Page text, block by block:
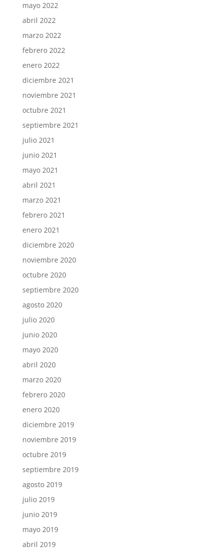
mayo 2022
abril 2022
marzo 2022
febrero 2022
enero 2022
diciembre 2021
noviembre 2021
octubre 2021
septiembre 2021
julio 2021
junio 2021
mayo 2021
abril 2021
marzo 2021
febrero 2021
enero 2021
diciembre 2020
noviembre 2020
octubre 2020
septiembre 2020
agosto 2020
julio 2020
junio 2020
mayo 2020
abril 2020
marzo 2020
febrero 2020
enero 2020
diciembre 2019
noviembre 2019
octubre 2019
septiembre 2019
agosto 2019
julio 2019
junio 2019
mayo 2019
abril 2019